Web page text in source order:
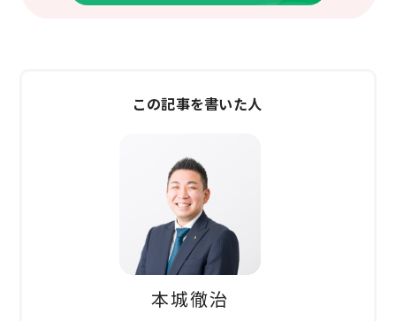
この記事を書いた人
本城徹治